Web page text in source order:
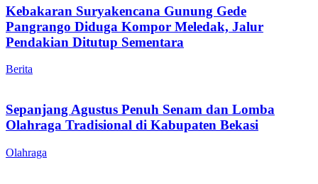
Kebakaran Suryakencana Gunung Gede
Pangrango Diduga Kompor Meledak, Jalur
Pendakian Ditutup Sementara
Berita
Sepanjang Agustus Penuh Senam dan Lomba
Olahraga Tradisional di Kabupaten Bekasi
Olahraga